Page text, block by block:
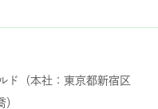
ド（本社：東京都新宿区